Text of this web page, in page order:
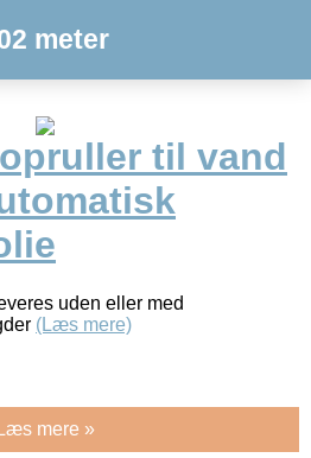
meter
til vand
uden eller med
(Læs mere)
Læs mere »